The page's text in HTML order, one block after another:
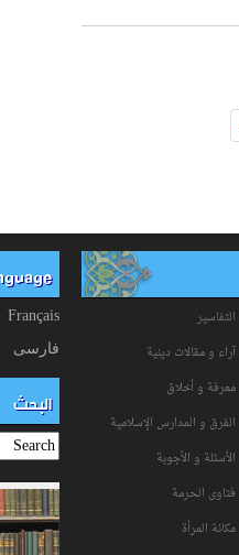
التفاسیر
آراء و مقالات دينية
معرفة و أخلاق
الفرق و المدارس الإسلامية
الأسئلة و الأجوبة
فتاوی الحرمة
مكانة‌ المرأة
Français
فارسی
البحث